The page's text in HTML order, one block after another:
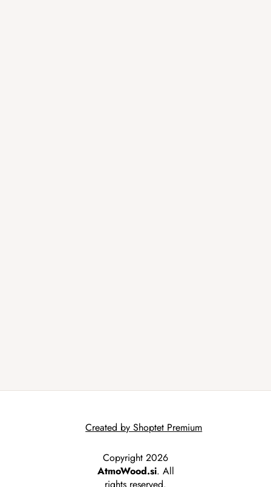
Created by Shoptet Premium
Copyright 2026
AtmoWood.si. All
rights reserved.